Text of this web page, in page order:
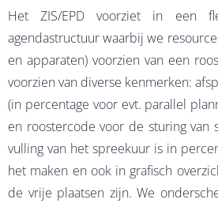
Het ZIS/EPD voorziet in een
agendastructuur waarbij we
en apparaten) voorzien van een
voorzien van diverse kenmerken:
(in percentage voor evt. parallel
en roostercode voor de sturing van
vulling van het spreekuur is in
het maken en ook in grafisch
de vrije plaatsen zijn. We